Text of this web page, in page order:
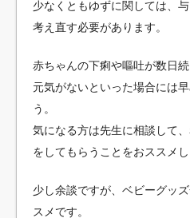
少なくともゆずに関しては、
考え直す必要があります。
赤ちゃんの下痢や嘔吐が数日
元気がないといった場合には
う。
気になる方は先生に相談して
をしてもらうことをおススメし
少し余談ですが、ベビーグッ
スメです。